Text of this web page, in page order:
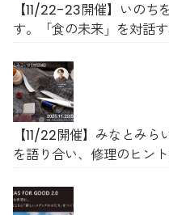
【11/22-23開催】いのち
す。「食の未来」を対話
【11/22開催】みなとみ
を語り合い、修理のヒン